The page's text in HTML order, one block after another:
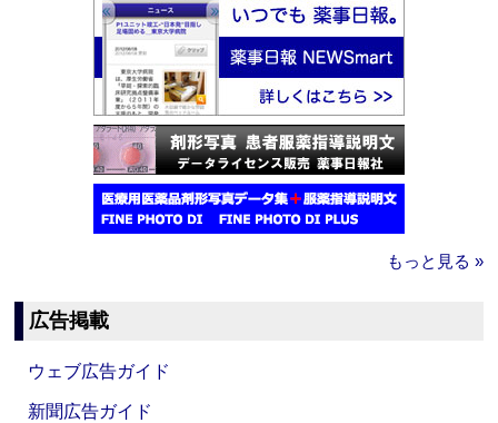
もっと見る »
広告掲載
ウェブ広告ガイド
新聞広告ガイド